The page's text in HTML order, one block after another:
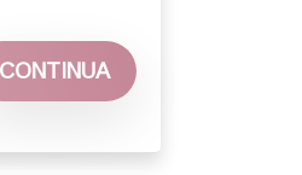
CONTINUA